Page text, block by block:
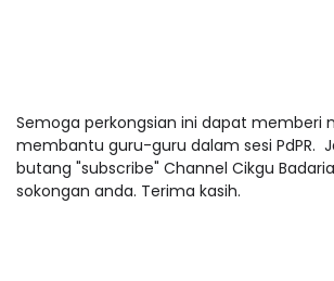
Semoga perkongsian ini dapat memberi
membantu guru-guru dalam sesi PdPR.
butang "subscribe" Channel Cikgu
sokongan anda. Terima kasih.